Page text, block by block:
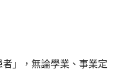
」，無論學業、事業定